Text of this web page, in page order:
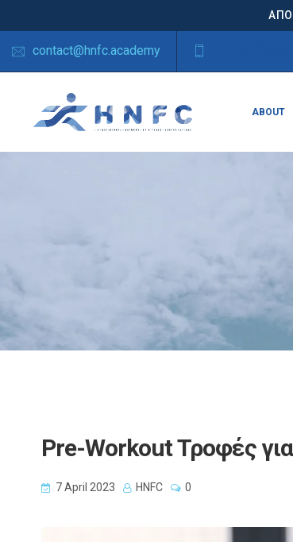
contact@hnfc.academy
ABOUT
Pre-Workout Τροφές
7 April 2023 HNFC 0